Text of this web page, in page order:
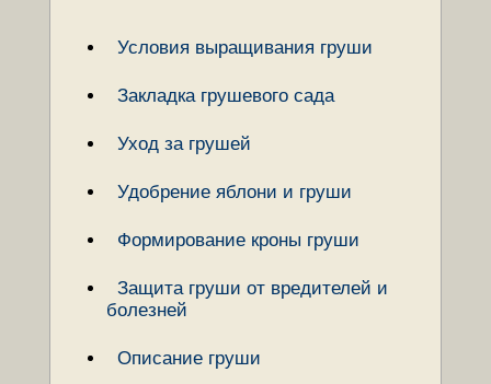
Условия выращивания груши
Закладка грушевого сада
Уход за грушей
Удобрение яблони и груши
Формирование кроны груши
Защита груши от вредителей и
болезней
Описание груши